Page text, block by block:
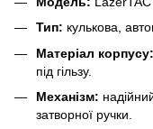
Тип: кулькова,
Матеріал корпусу:
під гільзу.
Механізм:
затворної ручки.